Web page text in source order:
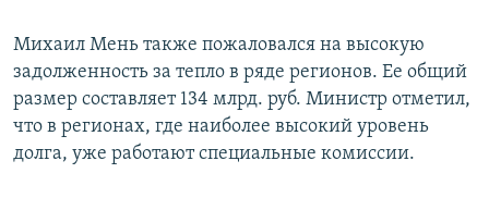
Михаил Мень также пожаловался на высокую
задолженность за тепло в ряде регионов. Ее общий
размер составляет 134 млрд. руб. Министр отметил,
что в регионах, где наиболее высокий уровень
долга, уже работают специальные комиссии.